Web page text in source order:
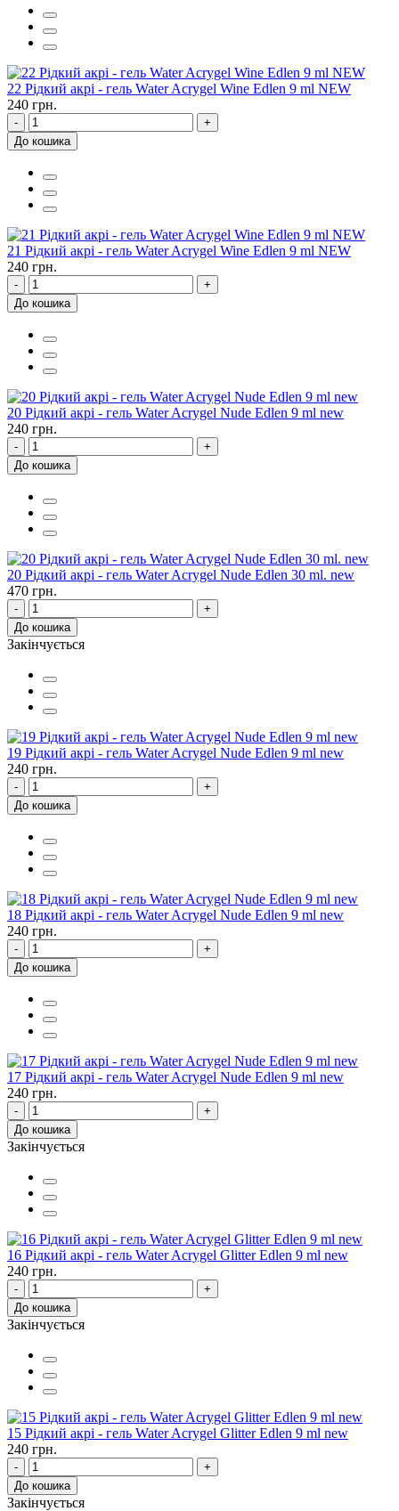
22 Рідкий акрі - гель Water Acrygel Wine Edlen 9 ml NEW
240 грн.
-
+
До кошика
21 Рідкий акрі - гель Water Acrygel Wine Edlen 9 ml NEW
240 грн.
-
+
До кошика
20 Рідкий акрі - гель Water Acrygel Nude Edlen 9 ml new
240 грн.
-
+
До кошика
20 Рідкий акрі - гель Water Acrygel Nude Edlen 30 ml. new
470 грн.
-
+
До кошика
Закінчується
19 Рідкий акрі - гель Water Acrygel Nude Edlen 9 ml new
240 грн.
-
+
До кошика
18 Рідкий акрі - гель Water Acrygel Nude Edlen 9 ml new
240 грн.
-
+
До кошика
17 Рідкий акрі - гель Water Acrygel Nude Edlen 9 ml new
240 грн.
-
+
До кошика
Закінчується
16 Рідкий акрі - гель Water Acrygel Glitter Edlen 9 ml new
240 грн.
-
+
До кошика
Закінчується
15 Рідкий акрі - гель Water Acrygel Glitter Edlen 9 ml new
240 грн.
-
+
До кошика
Закінчується